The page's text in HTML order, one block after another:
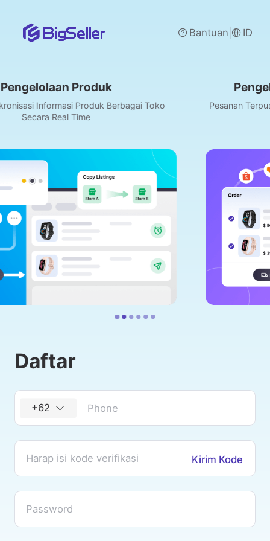
Bantuan ID
Toko
Pengelolaan dan Proses
Pesanan Terpusat dari Shopee/Lazada/
Daftar
+62
Kirim Kode